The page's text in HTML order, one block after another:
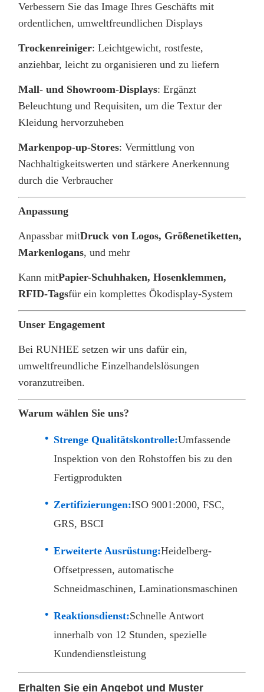
Verbessern Sie das Image Ihres Geschäfts mit
ordentlichen, umweltfreundlichen Displays
Trockenreiniger: Leichtgewicht, rostfeste,
anziehbar, leicht zu organisieren und zu liefern
Mall- und Showroom-Displays: Ergänzt
Beleuchtung und Requisiten, um die Textur der
Kleidung hervorzuheben
Markenpop-up-Stores: Vermittlung von
Nachhaltigkeitswerten und stärkere Anerkennung
durch die Verbraucher
Anpassung
Anpassbar mitDruck von Logos, Größenetiketten,
Markenlogans, und mehr
Kann mitPapier-Schuhhaken, Hosenklemmen,
RFID-Tagsfür ein komplettes Ökodisplay-System
Unser Engagement
Bei RUNHEE setzen wir uns dafür ein,
umweltfreundliche Einzelhandelslösungen
voranzutreiben.
Warum wählen Sie uns?
Strenge Qualitätskontrolle:Umfassende
Inspektion von den Rohstoffen bis zu den
Fertigprodukten
Zertifizierungen:ISO 9001:2000, FSC,
GRS, BSCI
Erweiterte Ausrüstung:Heidelberg-
Offsetpressen, automatische
Schneidmaschinen, Laminationsmaschinen
Reaktionsdienst:Schnelle Antwort
innerhalb von 12 Stunden, spezielle
Kundendienstleistung
Erhalten Sie ein Angebot und Muster